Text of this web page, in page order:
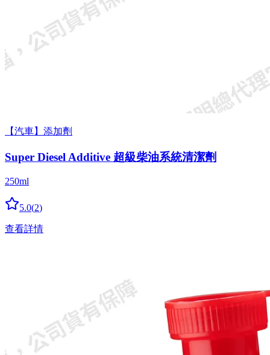
【汽車】添加劑
Super Diesel Additive 超級柴油系統清潔劑
250ml
5.0(2)
查看詳情